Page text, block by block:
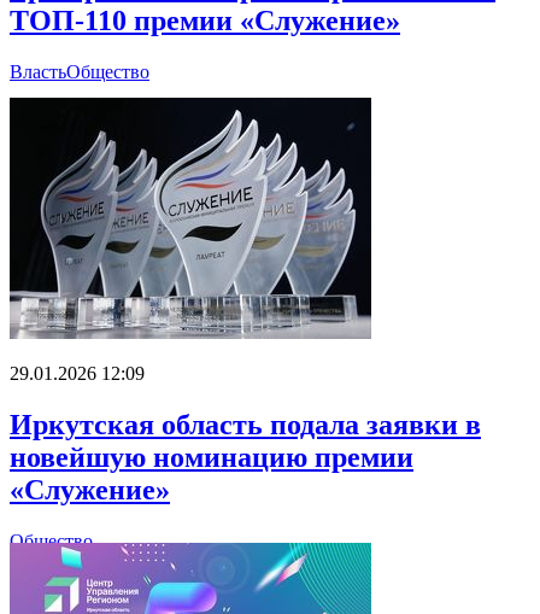
ТОП-110 премии «Служение»
ВластьОбщество
29.01.2026 12:09
Иркутская область подала заявки в
новейшую номинацию премии
«Служение»
Общество